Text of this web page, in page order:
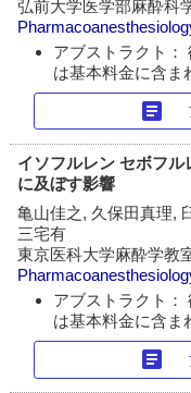
弘前大学医学部麻酔科
アブストラクト：
は基本料金に含ま
article
イソフルレン セボフ
に及ぼす影響
亀山佳之, 久保田真理,
三宅有
東京医科大学麻酔学教
アブストラクト：
は基本料金に含ま
article